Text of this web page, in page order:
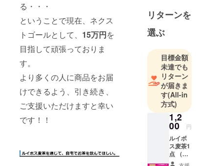
る・・・
ということで現在、ネクス
トゴールとして、 15万円を
目指して頑張っておりま
す。
より多くの人に商品をお届
けできるよう、引き続き、
ご支援いただけますと幸い
です！！
ンターネッ
ト上で茶器
の販売を行
い、大手プ
ラット
フォームで
「急須」ラ
ンキングベ
ストセラー
商品を複数
獲得。自宅
でお茶を楽
しむ人「 プ
チ茶人」を
リターンを
選ぶ
目標金額
未達でも
リターン
が届きま
す(All-in
方式)
1,2
00 円
ルイボ
ス麦茶1
点 （仕
様：1商